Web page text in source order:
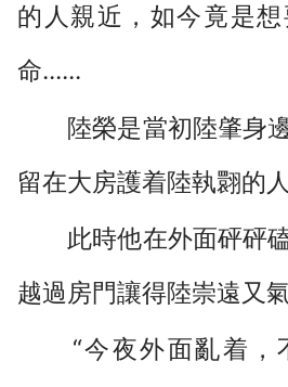
的人親近，如今竟是
命......
陸榮是當初陸肇身邊
留在大房護着陸執翾的人
此時他在外面砰砰磕
越過房門讓得陸崇遠又氣
“今夜外面亂着，